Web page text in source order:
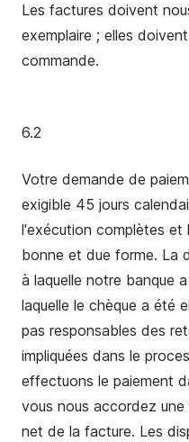
Les factures doivent
exemplaire ; elles
commande.
6.2
Votre demande de
exigible 45 jours
l'exécution complètes et
bonne et due forme. La
à laquelle notre banque
laquelle le chèque a été
pas responsables des
impliquées dans le
effectuons le paiement
vous nous accordez
net de la facture. Les